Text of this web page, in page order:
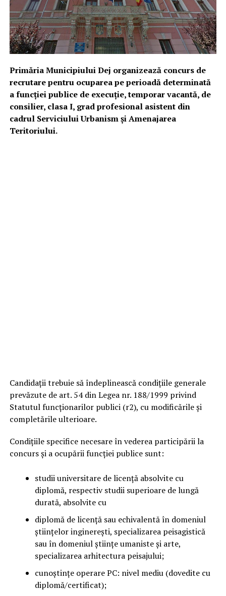
Primăria Municipiului Dej organizează concurs de
recrutare pentru ocuparea pe perioadă determinată
a funcției publice de execuție, temporar vacantă, de
consilier, clasa I, grad profesional asistent din
cadrul Serviciului Urbanism și Amenajarea
Teritoriului.
Candidaţii trebuie să îndeplinească condiţiile generale
prevăzute de art. 54 din Legea nr. 188/1999 privind
Statutul funcţionarilor publici (r2), cu modificările şi
completările ulterioare.
Condiţiile specifice necesare în vederea participării la
concurs şi a ocupării funcţiei publice sunt:
studii universitare de licenţă absolvite cu
diplomă, respectiv studii superioare de lungă
durată, absolvite cu
diplomă de licenţă sau echivalentă în domeniul
științelor inginerești, specializarea peisagistică
sau în domeniul științe umaniste și arte,
specializarea arhitectura peisajului;
cunoștințe operare PC: nivel mediu (dovedite cu
diplomă/certificat);